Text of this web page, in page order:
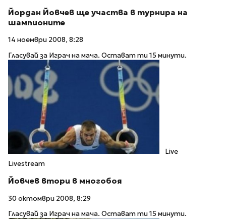
Йордан Йовчев ще участва в турнира на
шампионите
14 ноември 2008, 8:28
Гласувай за Играч на мача. Остават ти 15 минути.
Live
Livestream
Йовчев втори в многобоя
30 октомври 2008, 8:29
Гласувай за Играч на мача. Остават ти 15 минути.